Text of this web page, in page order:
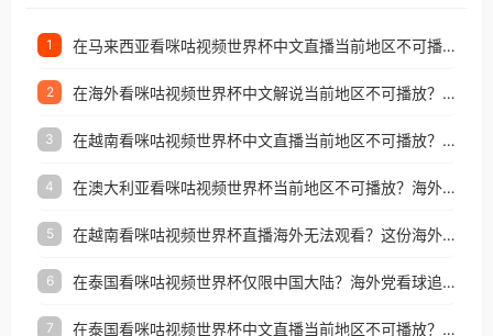
1 在马来西亚看咪咕视频世界杯中文直播当前地区不可播放？这篇指南帮你搞定海外看球难题
2 在海外看咪咕视频世界杯中文解说当前地区不可播放？这篇指南帮你解决所有问题
3 在越南看咪咕视频世界杯中文直播当前地区不可播放？这篇指南帮你解决所有海外观赛难题
4 在澳大利亚看咪咕视频世界杯当前地区不可播放？海外党体育观赛终极指南
5 在越南看咪咕视频世界杯直播海外无法观看？这份海外观赛终极指南帮你搞定
6 在泰国看咪咕视频世界杯仅限中国大陆？海外党看球追剧的终极破局指南
7 在泰国看咪咕视频世界杯中文直播当前地区不可播放？海外党体育观赛终极指南